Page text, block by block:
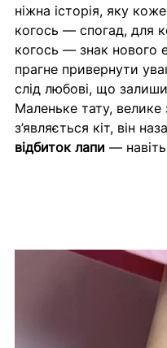
ніжна історія, яку
когось — спогад, для
когось — знак нового
прагне привернути
слід любові, що
Маленьке тату, велике
з’являється кіт, він
відбиток лапи —